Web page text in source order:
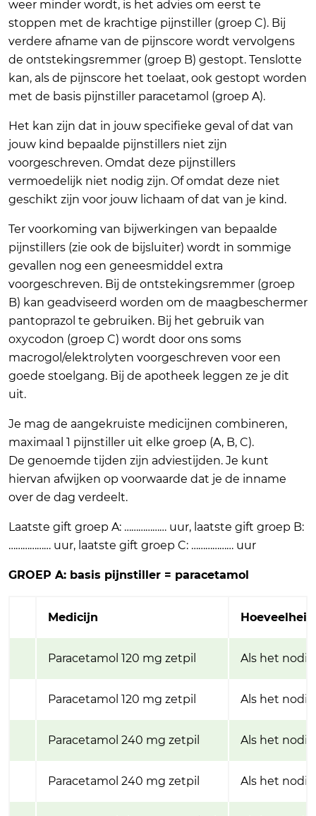
weer minder wordt, is het advies om eerst te
stoppen met de krachtige pijnstiller (groep C). Bij
verdere afname van de pijnscore wordt vervolgens
de ontstekingsremmer (groep B) gestopt. Tenslotte
kan, als de pijnscore het toelaat, ook gestopt worden
met de basis pijnstiller paracetamol (groep A).
Het kan zijn dat in jouw specifieke geval of dat van
jouw kind bepaalde pijnstillers niet zijn
voorgeschreven. Omdat deze pijnstillers
vermoedelijk niet nodig zijn. Of omdat deze niet
geschikt zijn voor jouw lichaam of dat van je kind.
Ter voorkoming van bijwerkingen van bepaalde
pijnstillers (zie ook de bijsluiter) wordt in sommige
gevallen nog een geneesmiddel extra
voorgeschreven. Bij de ontstekingsremmer (groep
B) kan geadviseerd worden om de maagbeschermer
pantoprazol te gebruiken. Bij het gebruik van
oxycodon (groep C) wordt door ons soms
macrogol/elektrolyten voorgeschreven voor een
goede stoelgang. Bij de apotheek leggen ze je dit
uit.
Je mag de aangekruiste medicijnen combineren,
maximaal 1 pijnstiller uit elke groep (A, B, C).
De genoemde tijden zijn adviestijden. Je kunt
hiervan afwijken op voorwaarde dat je de inname
over de dag verdeelt.
Laatste gift groep A: ……………… uur, laatste gift groep B:
……………… uur, laatste gift groep C: ……………… uur
GROEP A: basis pijnstiller = paracetamol
Medicijn Hoeveelheid
Paracetamol 120 mg zetpil Als het nodig
Paracetamol 120 mg zetpil Als het
Paracetamol 240 mg zetpil Als het nodig
Paracetamol 240 mg zetpil Als het